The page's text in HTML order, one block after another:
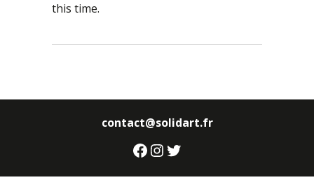
this time.
contact@solidart.fr
Facebook
Instagram
Twitter